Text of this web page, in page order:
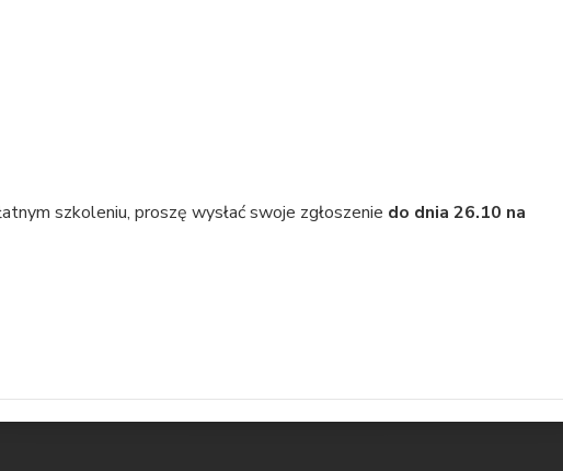
szkoleniu, proszę wysłać swoje zgłoszenie do dnia 26.10 na